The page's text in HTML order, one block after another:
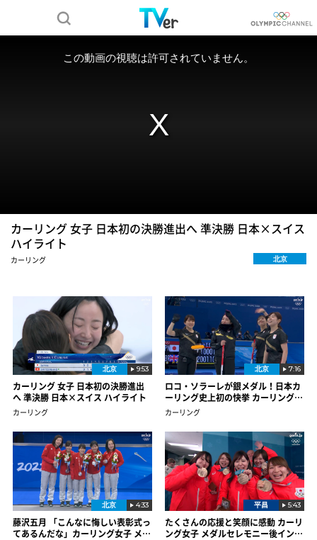
カーリング 女子 日本初の決勝進出へ 準決勝 日本×スイス
ハイライト
カーリング 北京
カーリング 女子 日本初の決勝進出
へ 準決勝 日本×スイス ハイライト
カーリング
北京 9:53
ロコ・ソラーレが銀メダル！日本カ
ーリング史上初の快挙 カーリング女
子 決勝
カーリング
北京 7:16
藤沢五月 「こんなに悔しい表彰式っ
てあるんだな」カーリング女子 メダ
北京 4:33
たくさんの応援と笑顔に感動 カーリ
ング女子 メダルセレモニー後インタ
平昌 5:43